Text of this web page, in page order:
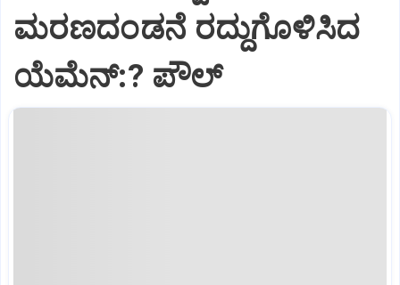
ಮರಣದಂಡನೆ ರದ್ದುಗೊಳಿಸಿದ
ಯೆಮೆನ್:? ಪೌಲ್